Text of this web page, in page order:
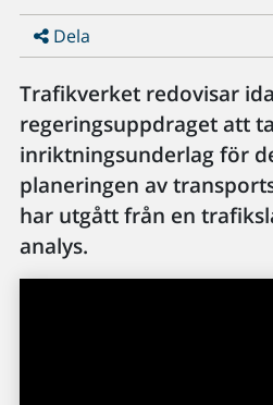
Dela
Trafikverket redovisar
regeringsuppdraget att
inriktningsunderlag för
planeringen av
har utgått från en
analys.